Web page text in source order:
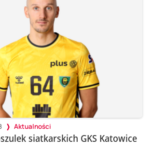
Aktualności
siatkarskich GKS Katowice